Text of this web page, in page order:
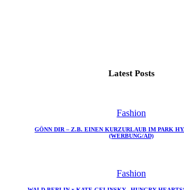
Latest Posts
Fashion
GÖNN DIR – Z.B. EINEN KURZURLAUB IM PARK
(WERBUNG/AD)
Fashion